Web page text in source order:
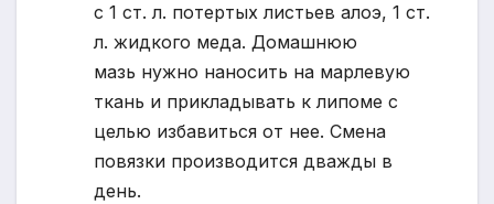
с 1 ст. л. потертых листьев алоэ, 1 ст.
л. жидкого меда. Домашнюю
мазь нужно наносить на марлевую
ткань и прикладывать к липоме с
целью избавиться от нее. Смена
повязки производится дважды в
день.